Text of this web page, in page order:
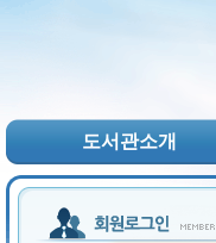
도서관소개